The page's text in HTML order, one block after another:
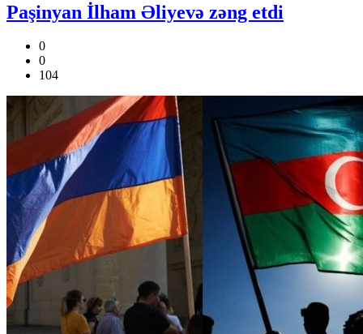
Paşinyan İlham Əliyevə zəng etdi
0
0
104